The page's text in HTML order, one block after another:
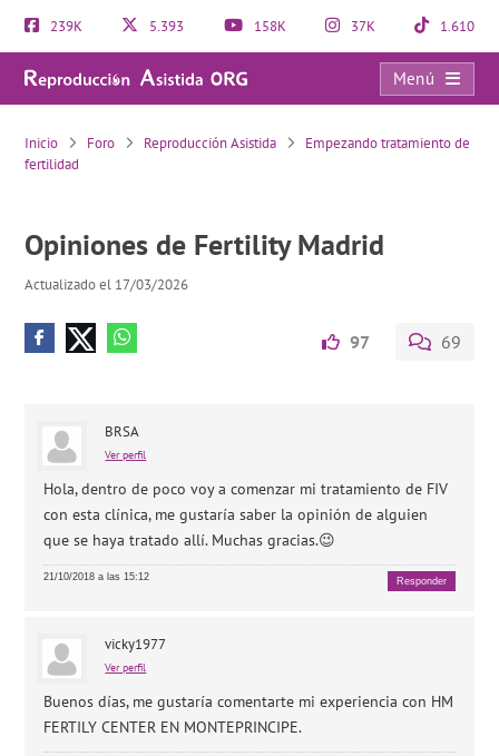
239K 5.393 158K 37K 1.610
Menú
Opiniones de Fertility Madrid
Inicio Foro Reproducción Asistida
Empezando tratamiento de
fertilidad
Opiniones de Fertility Madrid
Actualizado el 17/03/2026
97 69
BRSA
Ver perfil
Hola, dentro de poco voy a comenzar mi tratamiento de FIV
con esta clínica, me gustaría saber la opinión de alguien
que se haya tratado allí. Muchas gracias.😉
21/10/2018 a las 15:12 Responder
vicky1977
Ver perfil
Buenos días, me gustaría comentarte mi experiencia con HM
FERTILY CENTER EN MONTEPRINCIPE.